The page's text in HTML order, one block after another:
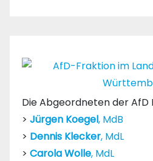
Die Abgeordneten der AfD
> Jürgen Koegel, MdB
> Dennis Klecker, MdL
> Carola Wolle, MdL